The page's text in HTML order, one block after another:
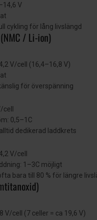
V
cykling för lång livslängd
/ Li-ion)
V/cell (16,4–16,8 V)
för överspänning
cell
0,5–1C
dedikerad laddkrets
V/cell
1–3C möjligt
bara till 80 % för längre
V/cell (7 celler = ca 19,6 V)